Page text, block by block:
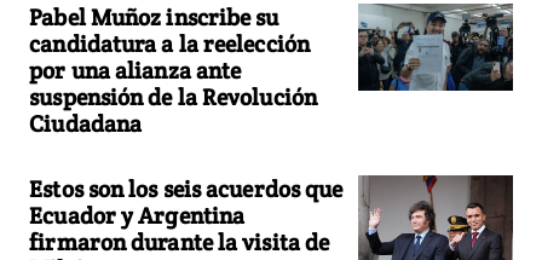
Pabel Muñoz inscribe su
candidatura a la reelección
por una alianza ante
suspensión de la Revolución
Ciudadana
Estos son los seis acuerdos que
Ecuador y Argentina
firmaron durante la visita de